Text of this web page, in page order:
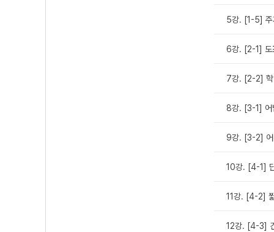
5강. [1-5] 주
6강. [2-1] 도
7강. [2-2] 학
8강. [3-1] 어
9강. [3-2] 어
10강. [4-1]
11강. [4-2]
12강. [4-3]